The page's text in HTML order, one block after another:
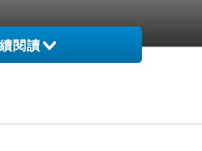
閱讀